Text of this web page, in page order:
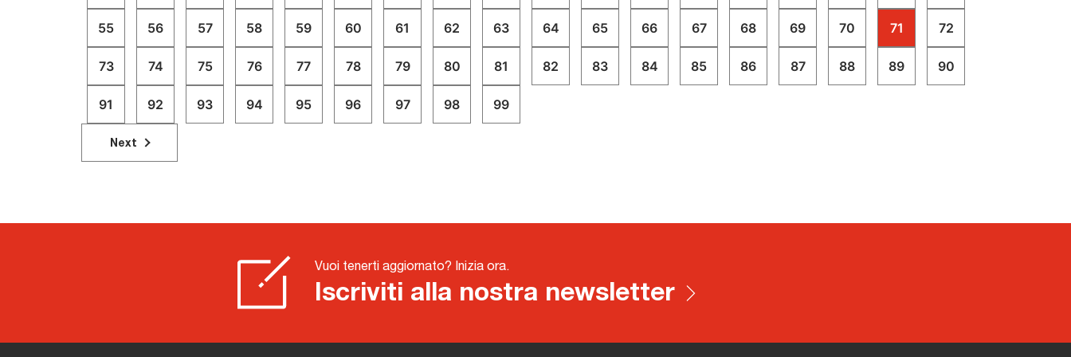
55 56 57 58 59 60 61 62 63 64 65 66 67 68 69 70 71 72
73 74 75 76 77 78 79 80 81 82 83 84 85 86 87 88 89 90
91 92 93 94 95 96 97 98 99
Next
Vuoi tenerti aggiornato? Inizia ora.
Iscriviti alla nostra newsletter